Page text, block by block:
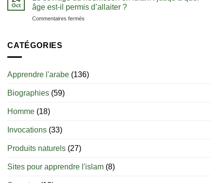
bien
l’eau
de
Oct
âge est-il permis d’allaiter ?
Commentaires fermés
:
CATÉGORIES
Apprendre l'arabe (136)
Biographies (59)
Homme (18)
Invocations (33)
Produits naturels (27)
Sites pour apprendre l'islam (8)